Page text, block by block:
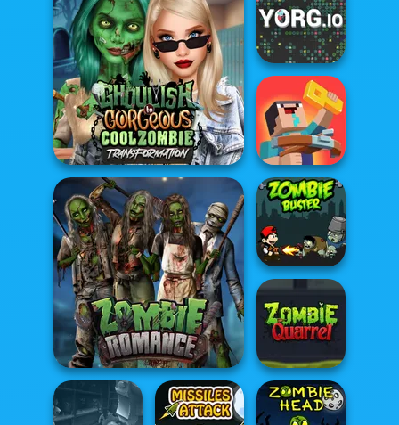
Last Day On Earth
Survival
Ghoulish To Gorgeous
Cool Zomb...
Raft Life
YORG.io
Noob: Zombie
Prison Escape
Zombie Buster